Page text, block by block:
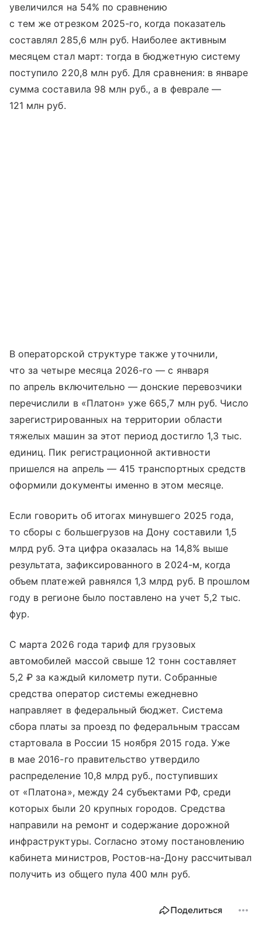
увеличился на 54% по сравнению
с тем же отрезком 2025-го, когда показатель
составлял 285,6 млн руб. Наиболее активным
месяцем стал март: тогда в бюджетную систему
поступило 220,8 млн руб. Для сравнения: в январе
сумма составила 98 млн руб., а в феврале —
121 млн руб.
В операторской структуре также уточнили,
что за четыре месяца 2026-го — с января
по апрель включительно — донские перевозчики
перечислили в «Платон» уже 665,7 млн руб. Число
зарегистрированных на территории области
тяжелых машин за этот период достигло 1,3 тыс.
единиц. Пик регистрационной активности
пришелся на апрель — 415 транспортных средств
оформили документы именно в этом месяце.
Если говорить об итогах минувшего 2025 года,
то сборы с большегрузов на Дону составили 1,5
млрд руб. Эта цифра оказалась на 14,8% выше
результата, зафиксированного в 2024-м, когда
объем платежей равнялся 1,3 млрд руб. В прошлом
году в регионе было поставлено на учет 5,2 тыс.
фур.
С марта 2026 года тариф для грузовых
автомобилей массой свыше 12 тонн составляет
5,2 ₽ за каждый километр пути. Собранные
средства оператор системы ежедневно
направляет в федеральный бюджет. Система
сбора платы за проезд по федеральным трассам
стартовала в России 15 ноября 2015 года. Уже
в мае 2016-го правительство утвердило
распределение 10,8 млрд руб., поступивших
от «Платона», между 24 субъектами РФ, среди
которых были 20 крупных городов. Средства
направили на ремонт и содержание дорожной
инфраструктуры. Согласно этому постановлению
кабинета министров, Ростов-на-Дону рассчитывал
получить из общего пула 400 млн руб.
Поделиться